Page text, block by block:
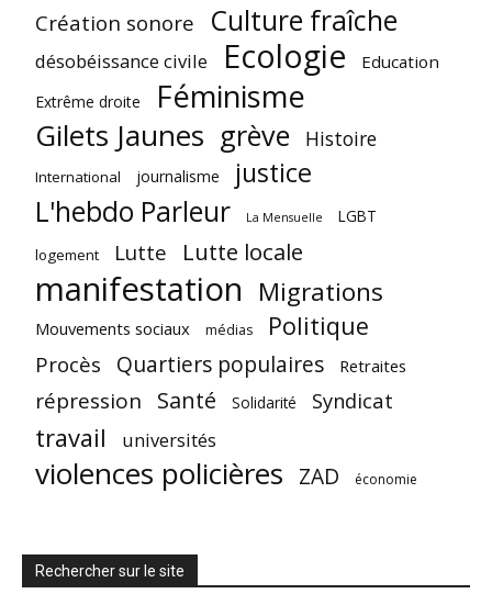
Création sonore Culture fraîche
désobéissance civile Ecologie Education
Extrême droite Féminisme
Gilets Jaunes grève Histoire
International journalisme justice
L'hebdo Parleur La Mensuelle
LGBT
logement
Lutte Lutte locale
manifestation Migrations
Mouvements sociaux médias Politique
Procès Quartiers populaires Retraites
répression Santé Solidarité Syndicat
travail universités
violences policières ZAD économie
Rechercher sur le site